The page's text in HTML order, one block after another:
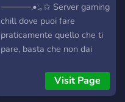
─────.•:｡✩ Server gaming
chill dove puoi fare
praticamente quello che ti
pare, basta che non dai
Discord. Per il resto? Libero
sfogo. ╭︰Cosa trovi da noi:
Visit Page